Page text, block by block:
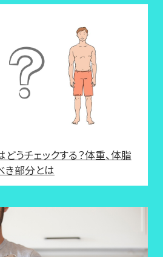
どうチェックする？体重、体脂
き部分とは